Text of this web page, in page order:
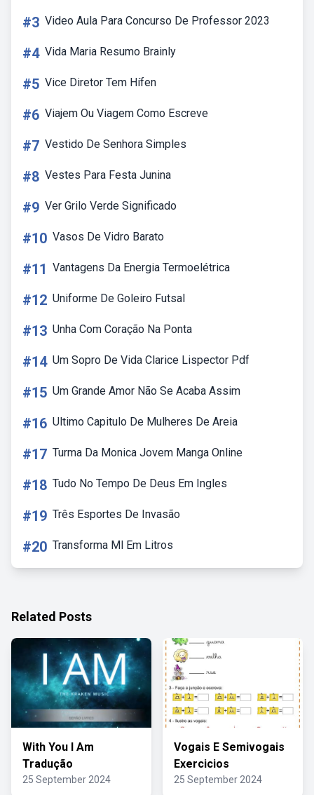
#3 Video Aula Para Concurso De Professor 2023
#4 Vida Maria Resumo Brainly
#5 Vice Diretor Tem Hífen
#6 Viajem Ou Viagem Como Escreve
#7 Vestido De Senhora Simples
#8 Vestes Para Festa Junina
#9 Ver Grilo Verde Significado
#10 Vasos De Vidro Barato
#11 Vantagens Da Energia Termoelétrica
#12 Uniforme De Goleiro Futsal
#13 Unha Com Coração Na Ponta
#14 Um Sopro De Vida Clarice Lispector Pdf
#15 Um Grande Amor Não Se Acaba Assim
#16 Ultimo Capitulo De Mulheres De Areia
#17 Turma Da Monica Jovem Manga Online
#18 Tudo No Tempo De Deus Em Ingles
#19 Três Esportes De Invasão
#20 Transforma Ml Em Litros
Related Posts
With You I Am
Tradução
25 September 2024
Vogais E Semivogais
Exercicios
25 September 2024